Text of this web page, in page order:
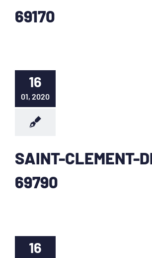
69170
16
01, 2020
SAINT-CLEMENT-
69790
16